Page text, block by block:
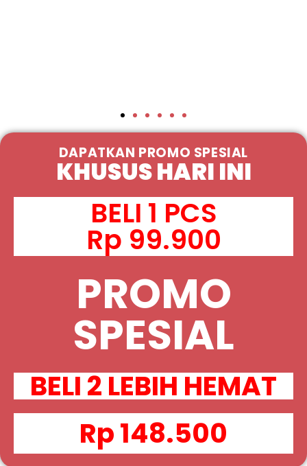
DAPATKAN PROMO SPESIAL
KHUSUS HARI INI
BELI 1 PCS
Rp 99.900
PROMO
SPESIAL
BELI 2 LEBIH HEMAT
Rp 148.500